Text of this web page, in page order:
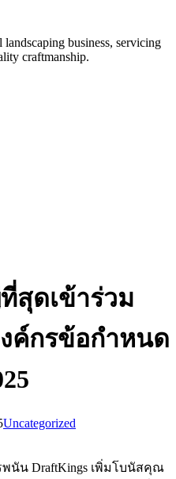
business, servicing
craftmanship.
สุดเข้าร่วม
ค์กรข้อกำหนด
Uncategorized
นัน DraftKings เพิ่มโบนัสคุณ